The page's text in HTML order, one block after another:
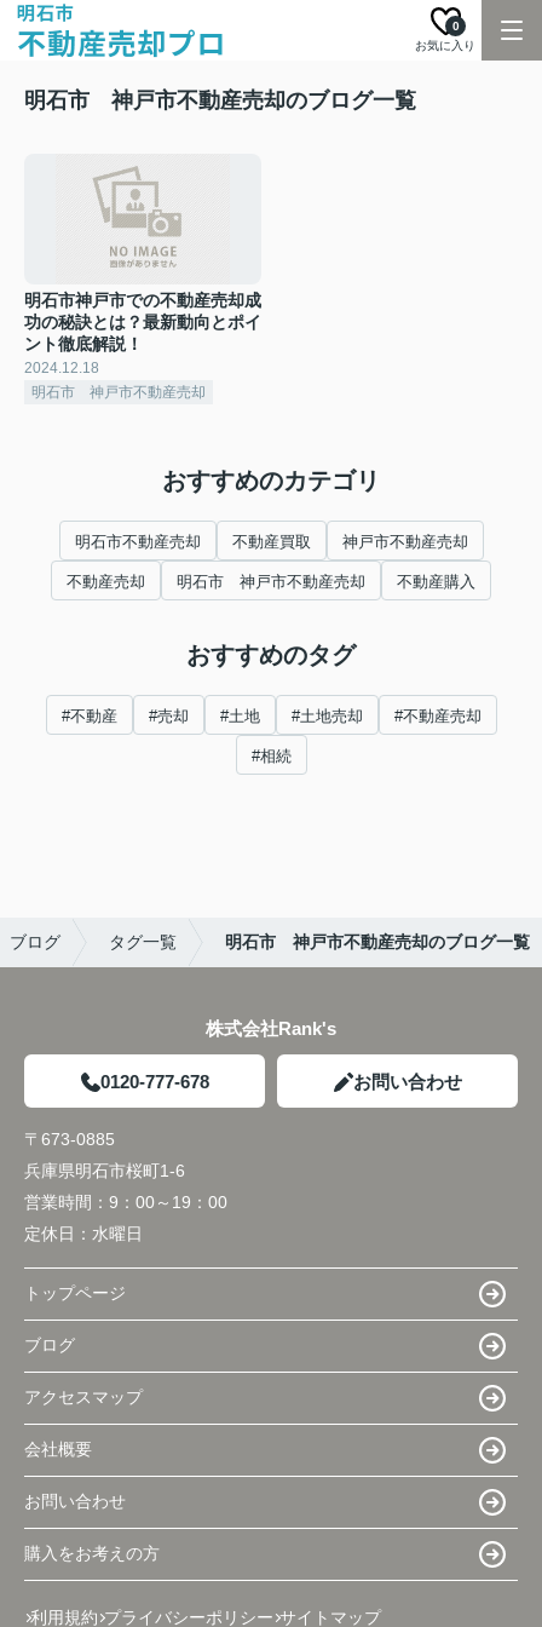
お気に入り
0
明石市 神戸市不動産売却のブログ一覧
明石市神戸市での不動産売却成
功の秘訣とは？最新動向とポイ
ント徹底解説！
2024.12.18
明石市 神戸市不動産売却
おすすめのカテゴリ
明石市不動産売却 不動産買取 神戸市不動産売却
不動産売却 明石市 神戸市不動産売却 不動産購入
おすすめのタグ
#不動産 #売却 #土地 #土地売却 #不動産売却
#相続
ブログ タグ一覧 明石市 神戸市不動産売却のブログ一覧
株式会社Rank's
0120-777-678 お問い合わせ
〒673-0885
兵庫県明石市桜町1-6
営業時間： 9：00～19：00
定休日： 水曜日
トップページ
ブログ
アクセスマップ
会社概要
お問い合わせ
購入をお考えの方
利用規約 プライバシーポリシー サイトマップ